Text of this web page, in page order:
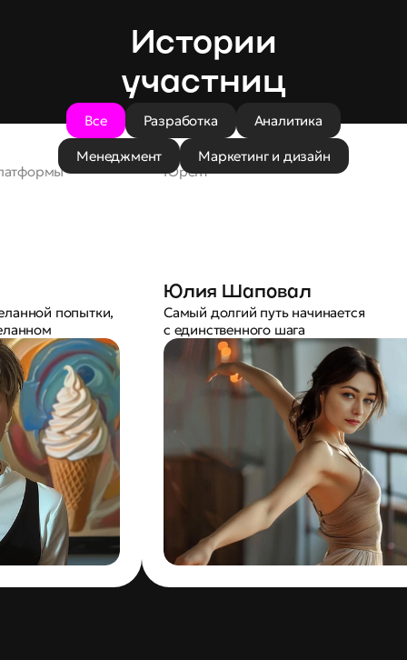
Истории
участниц
Все Разработка Аналитика
Менеджмент
Маркетинг и дизайн
попытки,
Бэкэнд разработчик
Юрент
Юлия Шаповал
Самый долгий путь начинается
с единственного шага